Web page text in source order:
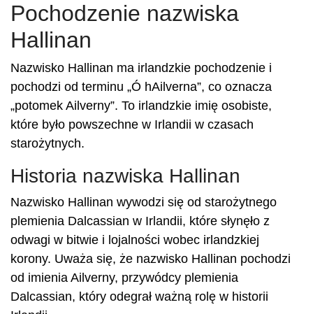
Pochodzenie nazwiska
Hallinan
Nazwisko Hallinan ma irlandzkie pochodzenie i
pochodzi od terminu „Ó hAilverna”, co oznacza
„potomek Ailverny”. To irlandzkie imię osobiste,
które było powszechne w Irlandii w czasach
starożytnych.
Historia nazwiska Hallinan
Nazwisko Hallinan wywodzi się od starożytnego
plemienia Dalcassian w Irlandii, które słynęło z
odwagi w bitwie i lojalności wobec irlandzkiej
korony. Uważa się, że nazwisko Hallinan pochodzi
od imienia Ailverny, przywódcy plemienia
Dalcassian, który odegrał ważną rolę w historii